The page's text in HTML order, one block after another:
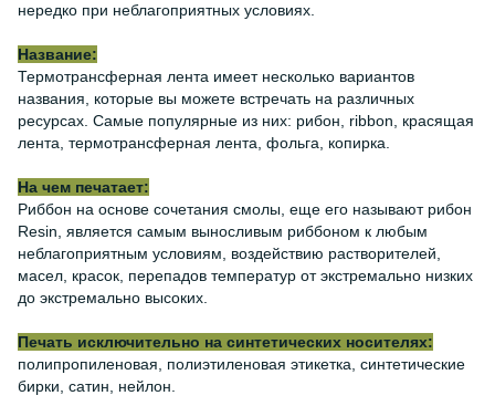
нередко при неблагоприятных условиях.
Название:
Термотрансферная лента имеет несколько вариантов
названия, которые вы можете встречать на различных
ресурсах. Самые популярные из них: рибон, ribbon, красящая
лента, термотрансферная лента, фольга, копирка.
На чем печатает:
Риббон ​​на основе сочетания смолы, еще его называют рибон
Resin, является самым выносливым риббоном к любым
неблагоприятным условиям, воздействию растворителей,
масел, красок, перепадов температур от экстремально низких
до экстремально высоких.
Печать исключительно на синтетических носителях:
полипропиленовая, полиэтиленовая этикетка, синтетические
бирки, сатин, нейлон.